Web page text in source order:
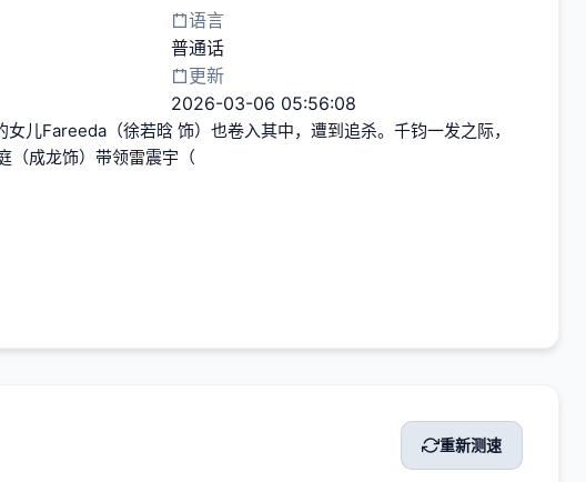
语言
普通话
更新
2026-03-06 05:56:08
儿Fareeda（徐若晗 饰）也卷入其中，遭到追杀。千钧一发之际，
（成龙饰）带领雷震宇（
重新测速